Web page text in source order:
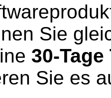
Sie
30-
Sie es